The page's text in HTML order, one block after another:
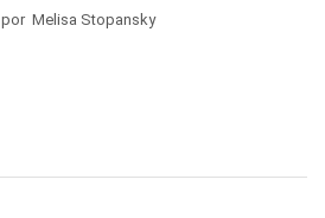
por Melisa Stopansky